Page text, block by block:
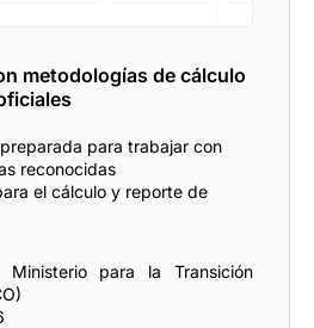
metodologías de cálculo
para trabajar con
reconocidas
el cálculo y reporte de
Ministerio para la Transición